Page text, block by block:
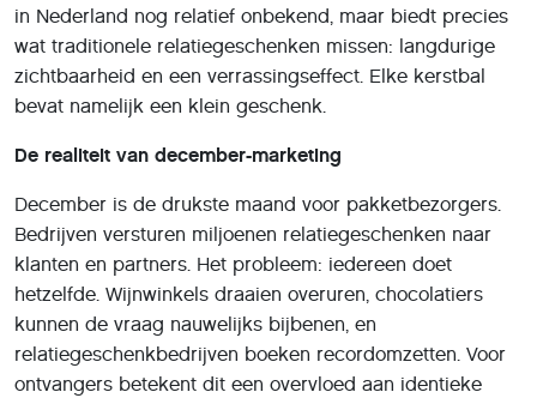
in Nederland nog relatief onbekend, maar biedt precies
wat traditionele relatiegeschenken missen: langdurige
zichtbaarheid en een verrassingseffect. Elke kerstbal
bevat namelijk een klein geschenk.
De realiteit van december-marketing
December is de drukste maand voor pakketbezorgers.
Bedrijven versturen miljoenen relatiegeschenken naar
klanten en partners. Het probleem: iedereen doet
hetzelfde. Wijnwinkels draaien overuren, chocolatiers
kunnen de vraag nauwelijks bijbenen, en
relatiegeschenkbedrijven boeken recordomzetten. Voor
ontvangers betekent dit een overvloed aan identieke